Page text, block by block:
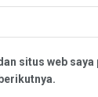
situs web saya